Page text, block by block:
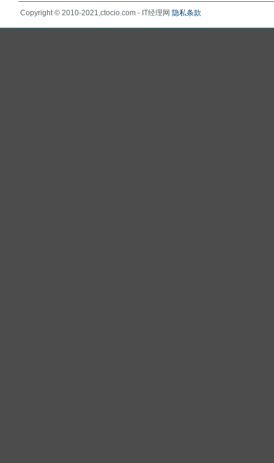
Copyright © 2010-2021,ctocio.com - IT经理网 隐私条款